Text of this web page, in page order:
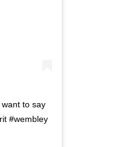
to say
#wembley